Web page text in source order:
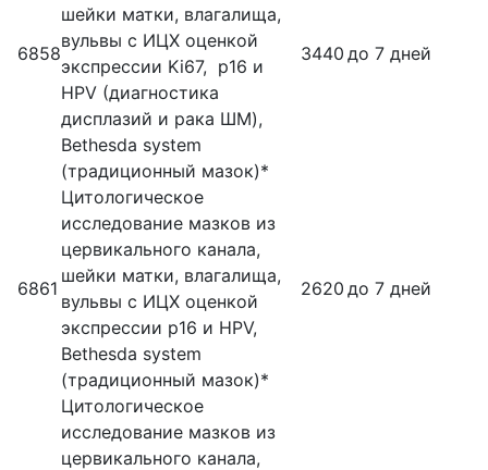
6858
шейки матки, влагалища,
вульвы с ИЦХ оценкой
экспрессии Ki67, p16 и
HPV (диагностика
дисплазий и рака ШМ),
Bethesda system
(традиционный мазок)*
3440 до 7 дней
6861
Цитологическое
исследование мазков из
цервикального канала,
шейки матки, влагалища,
вульвы с ИЦХ оценкой
экспрессии р16 и HPV,
Bethesda system
(традиционный мазок)*
2620 до 7 дней
Цитологическое
исследование мазков из
цервикального канала,